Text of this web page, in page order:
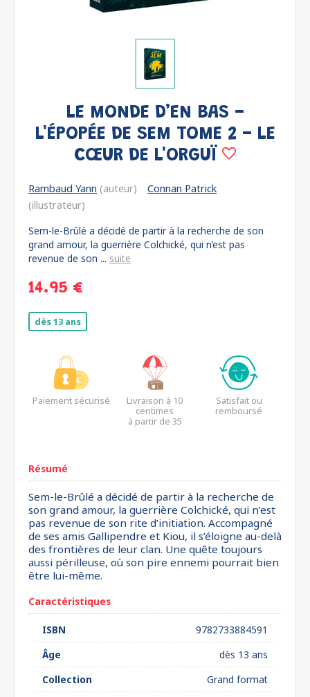
LE MONDE D’EN BAS -
L'ÉPOPÉE DE SEM TOME 2 - LE
CŒUR DE L'ORGUÏ
Rambaud Yann (auteur)
Connan Patrick
(illustrateur)
Sem-le-Brûlé a décidé de partir à la recherche de son
grand amour, la guerrière Colchické, qui n’est pas
revenue de son ... suite
14.95 €
dès 13 ans
Paiement sécurisé
Livraison à 10
centimes
à partir de 35
Satisfait ou
remboursé
Résumé
Sem-le-Brûlé a décidé de partir à la recherche de
son grand amour, la guerrière Colchické, qui n’est
pas revenue de son rite d’initiation. Accompagné
de ses amis Gallipendre et Kiou, il s’éloigne au-delà
des frontières de leur clan. Une quête toujours
aussi périlleuse, où son pire ennemi pourrait bien
être lui-même.
Caractéristiques
ISBN
9782733884591
Âge
dès 13 ans
Collection
Grand format